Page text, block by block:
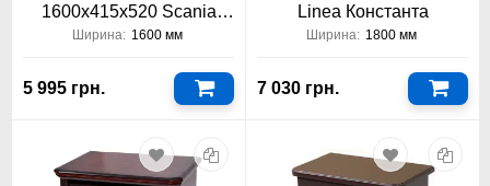
1600х415х520 Scania
Константа
Ширина: 1600 мм
5 995 грн.
Linea Константа
Ширина: 1800 мм
7 030 грн.